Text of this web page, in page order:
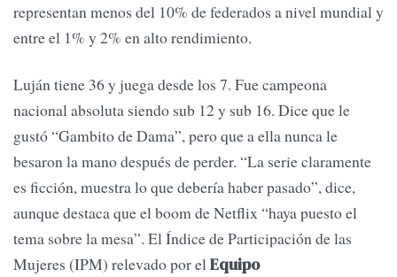
representan menos del 10% de federados a nivel mundial y
entre el 1% y 2% en alto rendimiento.
Luján tiene 36 y juega desde los 7. Fue campeona
nacional absoluta siendo sub 12 y sub 16. Dice que le
gustó “Gambito de Dama”, pero que a ella nunca le
besaron la mano después de perder. “La serie claramente
es ficción, muestra lo que debería haber pasado”, dice,
aunque destaca que el boom de Netflix “haya puesto el
tema sobre la mesa”. El Índice de Participación de las
Mujeres (IPM) relevado por elEquipo